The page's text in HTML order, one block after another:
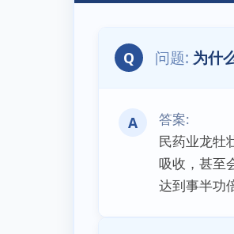
Q 为什
A
民药业龙牡
吸收，甚至
达到事半功